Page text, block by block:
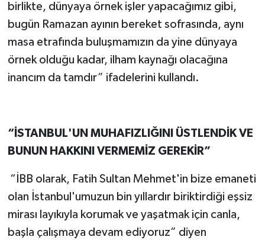
birlikte, dünyaya örnek işler yapacağımız gibi,
bugün Ramazan ayının bereket sofrasında, aynı
masa etrafında buluşmamızın da yine dünyaya
örnek olduğu kadar, ilham kaynağı olacağına
inancım da tamdır” ifadelerini kullandı.
“İSTANBUL'UN MUHAFIZLIĞINI ÜSTLENDİK VE
BUNUN HAKKINI VERMEMİZ GEREKİR”
“İBB olarak, Fatih Sultan Mehmet'in bize emaneti
olan İstanbul'umuzun bin yıllardır biriktirdiği eşsiz
mirası layıkıyla korumak ve yaşatmak için canla,
başla çalışmaya devam ediyoruz” diyen